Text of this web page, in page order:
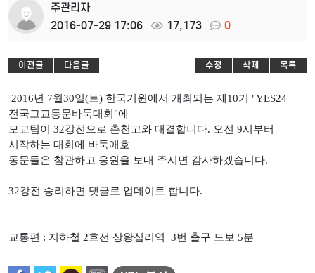
주관리자
2016-07-29 17:06
17,173 0
이전글 다음글 수정 삭제 목록
2016년 7월30일(토) 한국기원에서 개최되는 제10기 "YES24
전국고교동문바둑대회"에
모교팀이 32강전으로 춘천고와 대결합니다. 오전 9시부터
시작하는 대회에 바둑애호
동문들은 참관하고 응원을 보내 주시면 감사하겠습니다.
32강전 승리하면 댓글로 업데이트 합니다.
교통편 : 지하철 2호선 상왕십리역 3번 출구 도보 5분